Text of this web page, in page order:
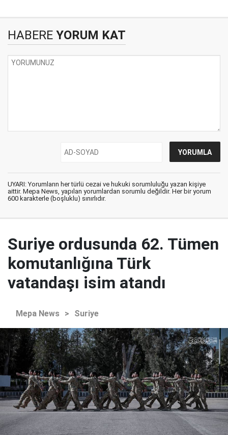
HABERE YORUM KAT
UYARI: Yorumların her türlü cezai ve hukuki sorumluluğu yazan kişiye
aittir. Mepa News, yapılan yorumlardan sorumlu değildir. Her bir yorum
600 karakterle (boşluklu) sınırlıdır.
Suriye ordusunda 62. Tümen
komutanlığına Türk
vatandaşı isim atandı
Mepa News > Suriye